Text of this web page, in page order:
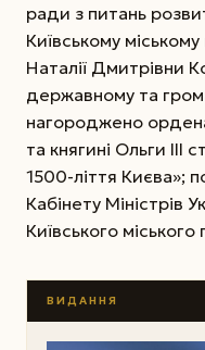
ради з питань
Київському
Наталії Дмитрівни
державному та
нагороджено
та княгині Ольги III
1500-ліття Києва»;
Кабінету Міністрів
Київського міського
ВИДАННЯ